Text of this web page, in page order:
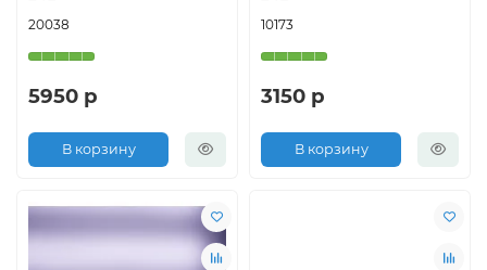
20038
5950 р
В корзину
10173
3150 р
В корзину